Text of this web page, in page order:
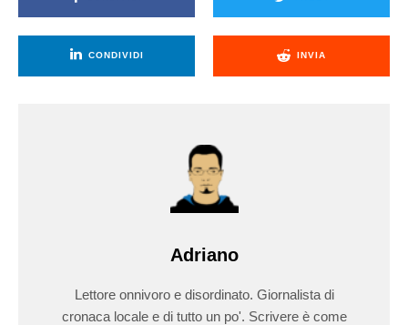
CONDIVIDI INVIA
Adriano
Lettore onnivoro e disordinato. Giornalista di
cronaca locale e di tutto un po'. Scrivere è come